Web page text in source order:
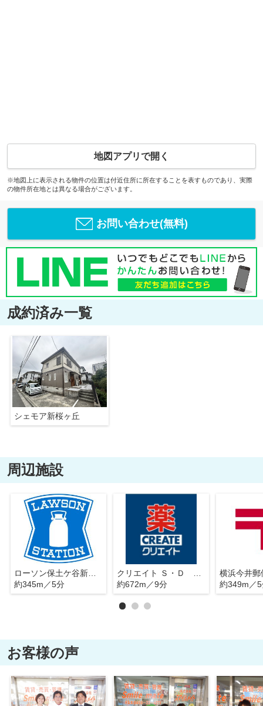
地図アプリで開く
※地図上に表示される物件の位置は付近住所に所在することを表すものであり、実際
の物件所在地とは異なる場合がございます。
お問い合わせ(無料)
成約済み一覧
シェモア新桜ヶ丘
周辺施設
ローソン保土ケ谷新桜ヶ丘点
約345m／5分
クリエイト Ｓ・Ｄ 保土ケ谷今井町店
約672m／9分
横浜今井郵
約349m／
お客様の声